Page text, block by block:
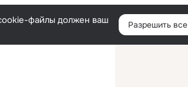
Русский Войти
файлы должен ваш
Разрешить все